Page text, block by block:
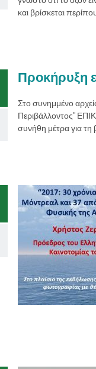
και βρίσκεται
Προκήρυξη
Στο συνημμένο
Περιβάλλοντος"
συνήθη μέτρα για